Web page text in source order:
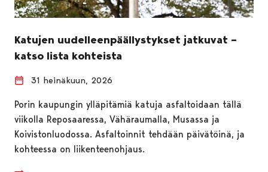
Katujen uudelleenpäällystykset jatkuvat –
katso lista kohteista
31 heinäkuun, 2026
Porin kaupungin ylläpitämiä katuja asfaltoidaan tällä
viikolla Reposaaressa, Vähäraumalla, Musassa ja
Koivistonluodossa. Asfaltoinnit tehdään päivätöinä, ja
kohteessa on liikenteenohjaus.